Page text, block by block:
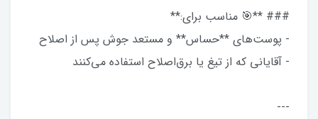
### **🎯 مناسب برای:**
- پوست‌های **حساس** و مستعد جوش پس از اصلاح
- آقایانی که از تیغ یا برق‌اصلاح استفاده می‌کنند
---